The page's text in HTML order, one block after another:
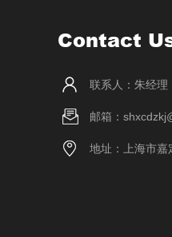
Contact
联系人：朱经理
邮箱：
地址：上海市嘉